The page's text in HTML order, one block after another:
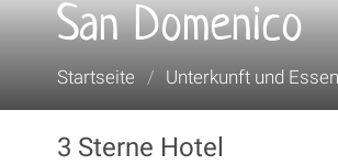
San Domenico
Sie
Startseite / Unterkunft und Essen
3 Sterne Hotel